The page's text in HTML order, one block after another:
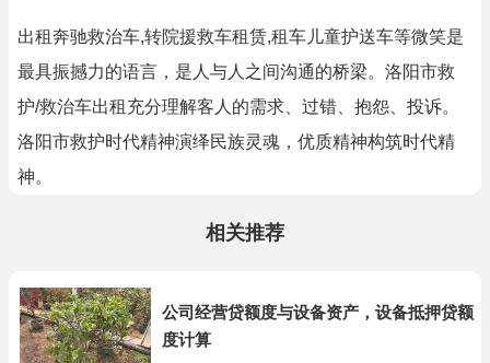
出租奔驰救治车,转院援救车租赁,租车儿童护送车等微笑是
最具振撼力的语言，是人与人之间沟通的桥梁。洛阳市救
护/救治车出租充分理解客人的需求、过错、抱怨、投诉。
洛阳市救护时代精神演绎民族灵魂，优质精神构筑时代精
神。
相关推荐
公司经营贷额度与设备资产，设备抵押贷额
度计算